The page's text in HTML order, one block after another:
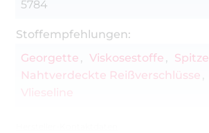
5784
Stoffempfehlungen:
Georgette
Viskosestoffe Spitze
Nahtverdeckte Reißverschlüsse
Vlieseline